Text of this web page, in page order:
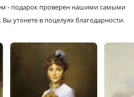
- подарок проверен нашими самыми
утонете в поцелуях благодарности.